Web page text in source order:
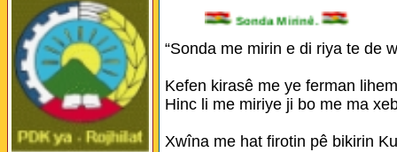
Sonda Mirinê.
“Sonda me mirin e di riya te de
Kefen kirasê me ye ferman
Hinc li me miriye ji bo me ma
Xwîna me hat firotin pê bikirin